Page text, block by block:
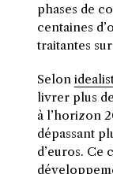
phases de
centaines
traitantes
Selon
livrer plus
à l’horizon
dépassant
d’euros. Ce